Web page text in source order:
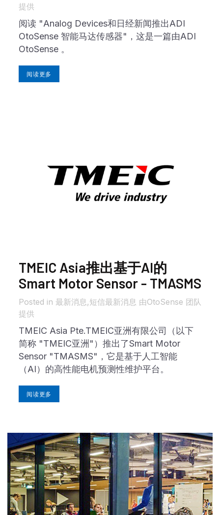
提供
阅读 "Analog Devices和日经新闻推出ADI
OtoSense 智能马达传感器"，这是一篇由ADI
OtoSense 。
阅读更多
TMEIC Asia推出基于AI的
Smart Motor Sensor - TMASMS
in 最新消息,短信最新消息 由OtoSense 团队
提供
TMEIC Asia Pte.TMEIC亚洲有限公司（以下
简称 "TMEIC亚洲"）推出了Smart Motor
Sensor "TMASMS"，它是基于人工智能
（AI）的高性能电机预测性维护平台。
阅读更多